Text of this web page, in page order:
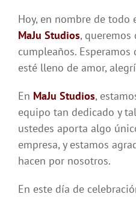
Hoy, en nombre de todo
MaJu Studios, queremos
cumpleaños.
esté lleno de amor,
En MaJu Studios,
equipo tan dedicado y
ustedes aporta algo
empresa, y estamos
hacen por nosotros.
En este día de